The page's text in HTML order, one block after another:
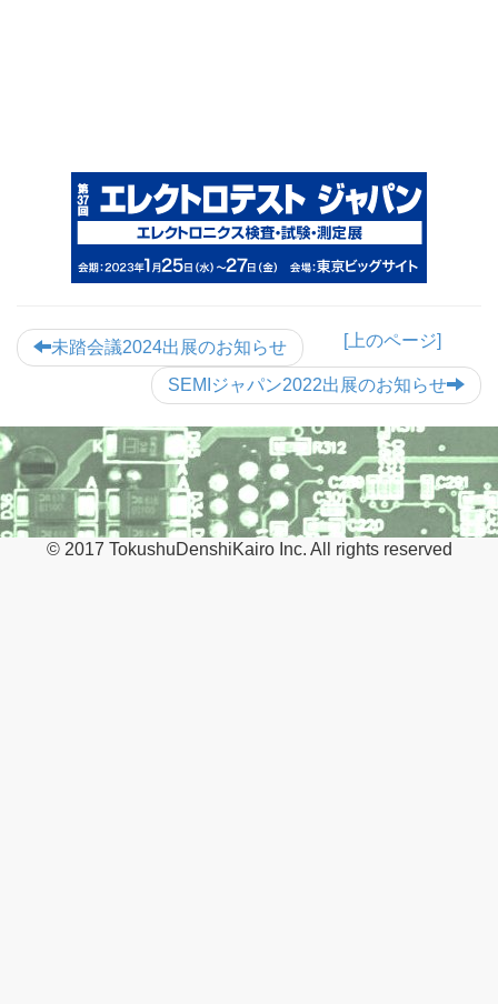
未踏会議2024出展のお知らせ
SEMIジャパン2022出展のお知らせ
[上のページ]
© 2017 TokushuDenshiKairo Inc. All rights reserved